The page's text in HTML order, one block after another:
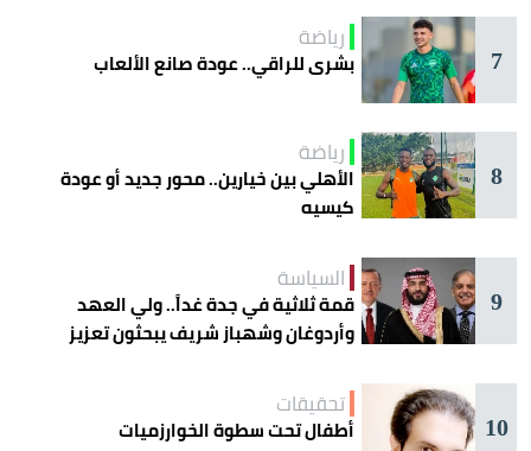
7
رياضة
بشرى للراقي.. عودة صانع الألعاب
8
رياضة
الأهلي بين خيارين.. محور جديد أو عودة
كيسيه
9
السياسة
قمة ثلاثية في جدة غداً.. ولي العهد
وأردوغان وشهباز شريف يبحثون تعزيز
10
تحقيقات
أطفال تحت سطوة الخوارزميات